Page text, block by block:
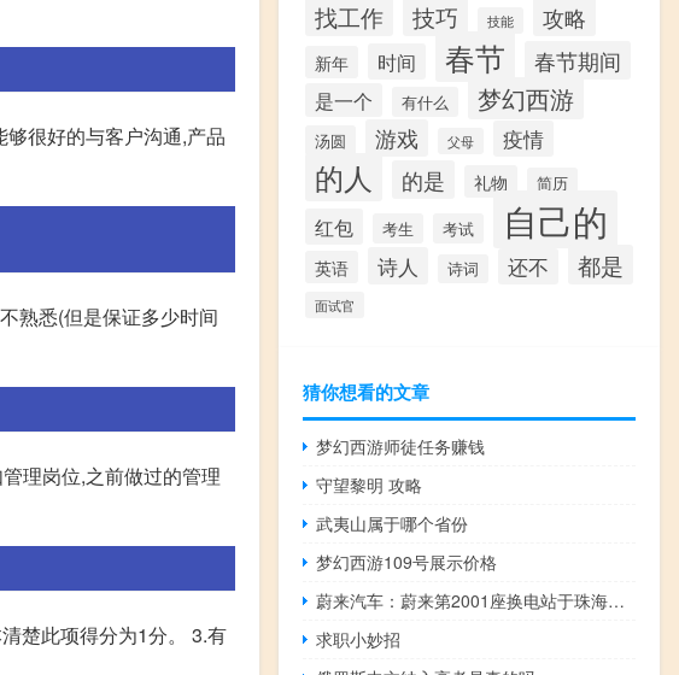
很好的与客户沟通,产品
熟悉(但是保证多少时间
理岗位,之前做过的管理
楚此项得分为1分。 3.有
找工作 技巧 技能 攻略
新年 时间 春节 春节期间
是一个 有什么 梦幻西游
汤圆 游戏 父母 疫情
的人 的是 礼物 简历
红包 考生 考试 自己的
英语 诗人 诗词 还不 都是
面试官
猜你想看的文章
梦幻西游师徒任务赚钱
守望黎明 攻略
武夷山属于哪个省份
梦幻西游109号展示价格
蔚来汽车：蔚来第2001座换电站于珠海国际赛车场上线
求职小妙招